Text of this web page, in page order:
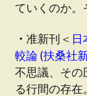
ていくのか。
・ 准新刊＜ 日
較論 (扶桑社
不思議、その
る行間の存